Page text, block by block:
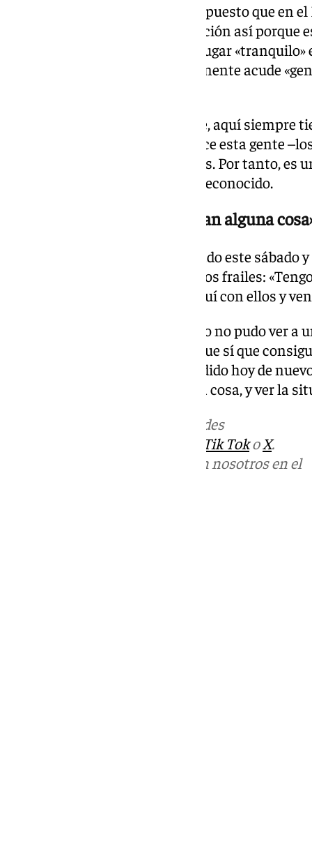
El responsable municipal ha expuesto que en
«nunca habían visto» una situación así porque
donde viene mucha gente», un lugar
franciscanos» y al que puntualmente acude
«Es una cosa que es impensable, aquí siempre
mundo. Además, la obra que hace esta gente
volcada con los más necesitados. Por tanto, es
todos con el pie cambiado», ha reconocido.
«Ver la situación y si necesitan alguna
El propio alcalde se ha desplazado este
interesarse por la situación de los frailes:
pueblo de Gilet, y ayer estuve aquí con ellos y
Costa ha detallado que el sábado no pudo ver
dados de alta del hospital, aunque sí que
por teléfono», por lo que ha acudido hoy de
estado está, si necesitan alguna cosa, y ver la
en las redes
Tik TokoX.
Puedes ponerte en contacto con nosotros en el